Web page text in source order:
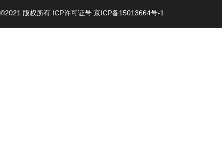
©2021 版权所有 ICP许可证号 京ICP备15013664号-1